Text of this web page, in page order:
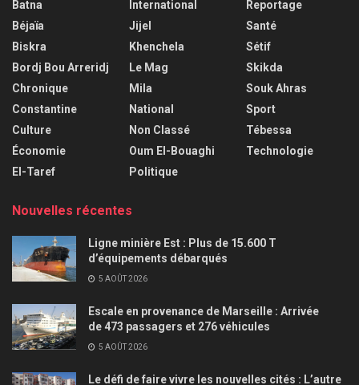
Batna
Béjaïa
Biskra
Bordj Bou Arreridj
Chronique
Constantine
Culture
Économie
El-Taref
International
Jijel
Khenchela
Le Mag
Mila
National
Non Classé
Oum El-Bouaghi
Politique
Reportage
Santé
Sétif
Skikda
Souk Ahras
Sport
Tébessa
Technologie
Nouvelles récentes
Ligne minière Est : Plus de 15.600 T
d’équipements débarqués
5 AOÛT 2026
Escale en provenance de Marseille : Arrivée
de 473 passagers et 276 véhicules
5 AOÛT 2026
Le défi de faire vivre les nouvelles cités : L’autre